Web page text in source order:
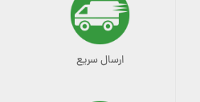
ارسال سریع